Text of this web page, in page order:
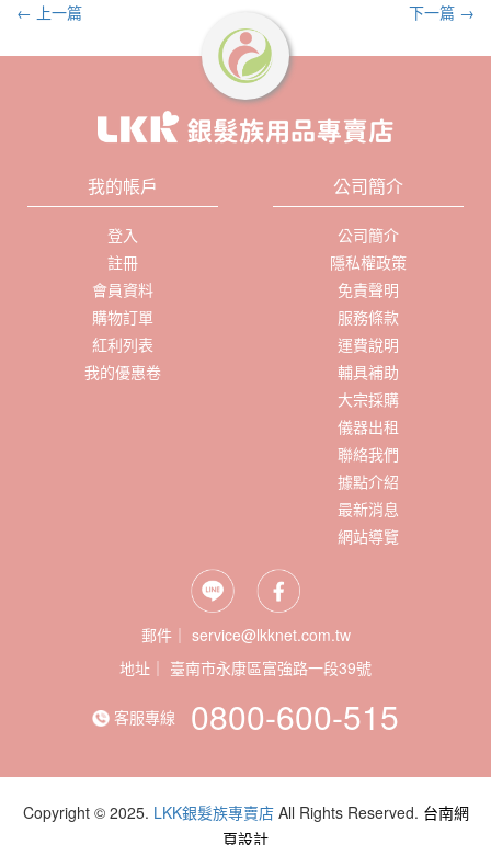
← 上一篇 下一篇 →
我的帳戶
登入
註冊
會員資料
購物訂單
紅利列表
我的優惠卷
公司簡介
公司簡介
隱私權政策
免責聲明
服務條款
運費說明
輔具補助
大宗採購
儀器出租
聯絡我們
據點介紹
最新消息
網站導覽
郵件｜ service@lkknet.com.tw
地址｜
客服專線 0800-600-515
Copyright © 2025. LKK銀髮族專賣店All Rights Reserved. 台南網
頁設計